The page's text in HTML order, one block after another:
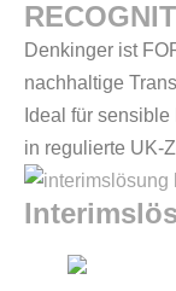
Denkinger ist
nachhaltige
Ideal für
in regulierte UK-